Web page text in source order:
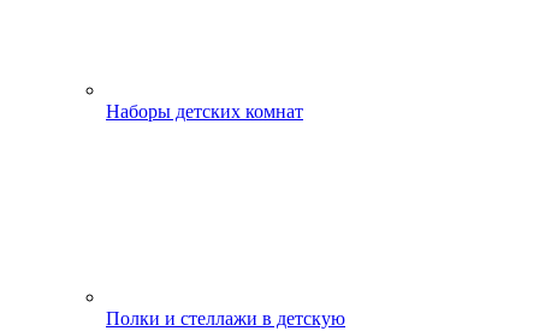
Наборы детских комнат
Полки и стеллажи в детскую